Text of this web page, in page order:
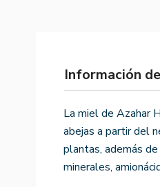
Información
La miel de Azahar
abejas a partir del
plantas, además
minerales,